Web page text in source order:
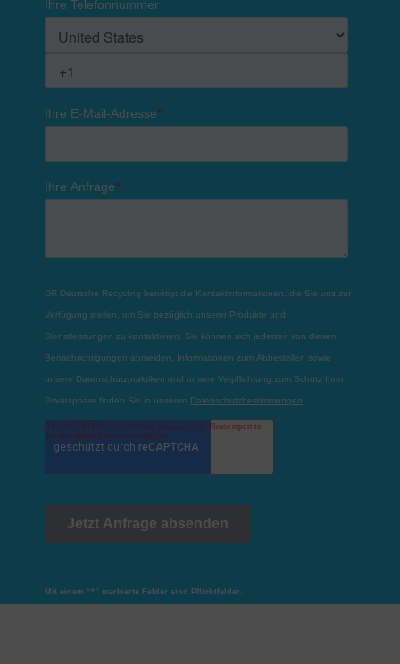
Mit einem “*” markierte Felder sind Pflichtfelder.